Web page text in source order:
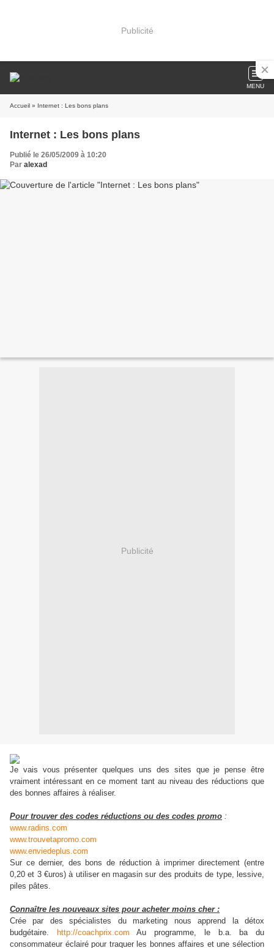
Publicité
MENU
Accueil » Internet : Les bons plans
Internet : Les bons plans
Publié le 26/05/2009 à 10:20
Par alexad
Publicité
Je vais vous présenter quelques uns des sites que je pense être
vraiment intéressant en ce moment tant au niveau des réductions que
des bonnes affaires à réaliser.
Pour trouver des codes réductions ou des codes promo :
www.radins.com
www.trouvetapromo.com
www.enviedeplus.com
Sur ce dernier, des bons de réduction à imprimer directement (entre
0,20 et 3 €uros) à utiliser en magasin sur des produits de type, lessive,
piles pâtes.
Connaître les nouveaux sites pour acheter moins cher :
Crée par des spécialistes du marketing nous apprend la détox
budgétaire.
http://coachprix.com Au programme, le b.a. ba du
consommateur éclairé pour traquer les bonnes affaires et une sélection